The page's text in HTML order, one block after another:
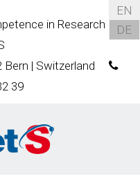
in Research
| Switzerland
39
EN
DE